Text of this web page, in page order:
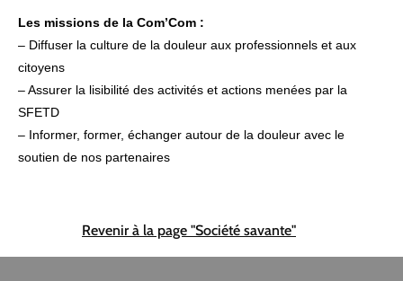
Les missions de la Com’Com :
– Diffuser la culture de la douleur aux professionnels et aux
citoyens
– Assurer la lisibilité des activités et actions menées par la
SFETD
– Informer, former, échanger autour de la douleur avec le
soutien de nos partenaires
Revenir à la page "Société savante"